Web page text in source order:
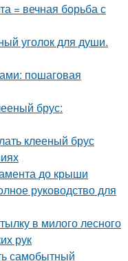
= вечная борьба с
уголок для души.
пошаговая
брус:
клееный брус
до крыши
руководство для
в милого лесного
рук
самобытный